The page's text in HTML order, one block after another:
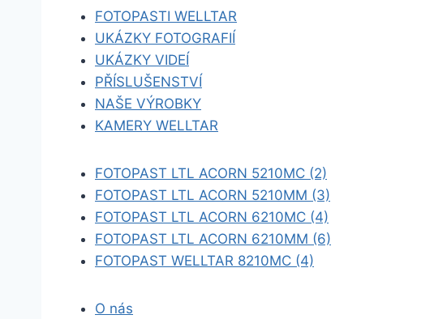
FOTOPASTI WELLTAR
UKÁZKY FOTOGRAFIÍ
UKÁZKY VIDEÍ
PŘÍSLUŠENSTVÍ
NAŠE VÝROBKY
KAMERY WELLTAR
FOTOPAST LTL ACORN 5210MC (2)
FOTOPAST LTL ACORN 5210MM (3)
FOTOPAST LTL ACORN 6210MC (4)
FOTOPAST LTL ACORN 6210MM (6)
FOTOPAST WELLTAR 8210MC (4)
O nás